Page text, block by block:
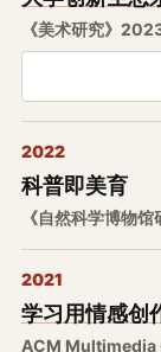
《美术研究》
2022
科普即美育
《自然科学博物
2021
学习用情感创
ACM Multimedia